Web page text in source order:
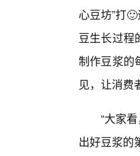
心豆坊”打
豆生长过程
制作豆浆的
见，让消费
“大家
出好豆浆的